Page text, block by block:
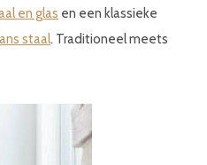
en glas en een klassieke
staal. Traditioneel meets